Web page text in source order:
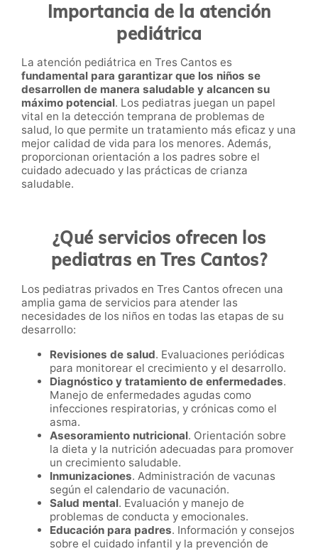
Importancia de la atención
pediátrica
La atención pediátrica en Tres Cantos es
fundamental para garantizar que los niños se
desarrollen de manera saludable y alcancen su
máximo potencial. Los pediatras juegan un papel
vital en la detección temprana de problemas de
salud, lo que permite un tratamiento más eficaz y una
mejor calidad de vida para los menores. Además,
proporcionan orientación a los padres sobre el
cuidado adecuado y las prácticas de crianza
saludable.
¿Qué servicios ofrecen los
pediatras en Tres Cantos?
Los pediatras privados en Tres Cantos ofrecen una
amplia gama de servicios para atender las
necesidades de los niños en todas las etapas de su
desarrollo:
Revisiones de salud. Evaluaciones periódicas
para monitorear el crecimiento y el desarrollo.
Diagnóstico y tratamiento de enfermedades.
Manejo de enfermedades agudas como
infecciones respiratorias, y crónicas como el
asma.
Asesoramiento nutricional. Orientación sobre
la dieta y la nutrición adecuadas para promover
un crecimiento saludable.
Inmunizaciones. Administración de vacunas
según el calendario de vacunación.
Salud mental. Evaluación y manejo de
problemas de conducta y emocionales.
Educación para padres. Información y consejos
sobre el cuidado infantil y la prevención de